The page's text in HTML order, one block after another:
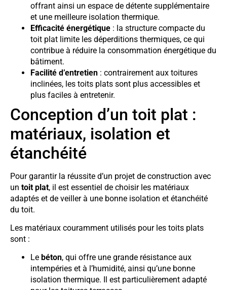
offrant ainsi un espace de détente supplémentaire
et une meilleure isolation thermique.
Efficacité énergétique : la structure compacte du
toit plat limite les déperditions thermiques, ce qui
contribue à réduire la consommation énergétique du
bâtiment.
Facilité d’entretien : contrairement aux toitures
inclinées, les toits plats sont plus accessibles et
plus faciles à entretenir.
Conception d’un toit plat :
matériaux, isolation et
étanchéité
Pour garantir la réussite d’un projet de construction avec
un toit plat, il est essentiel de choisir les matériaux
adaptés et de veiller à une bonne isolation et étanchéité
du toit.
Les matériaux couramment utilisés pour les toits plats
sont :
Le béton, qui offre une grande résistance aux
intempéries et à l’humidité, ainsi qu’une bonne
isolation thermique. Il est particulièrement adapté